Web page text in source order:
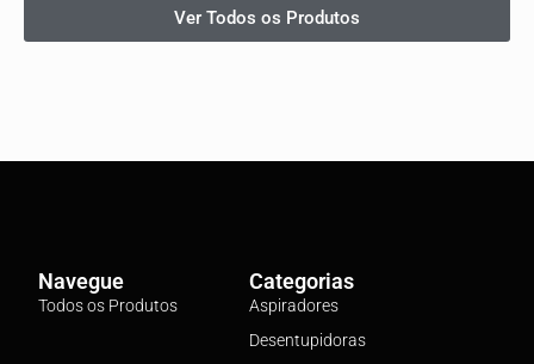
Ver Todos os Produtos
Navegue
Todos os Produtos
Categorias
Aspiradores
Desentupidoras